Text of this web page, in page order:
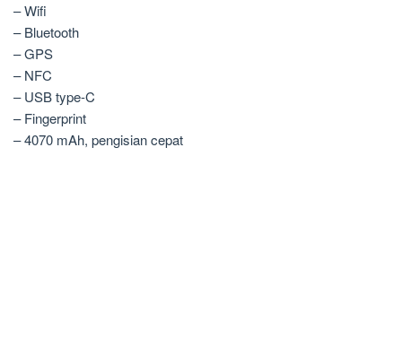
– Wifi
– Bluetooth
– GPS
– NFC
– USB type-C
– Fingerprint
– 4070 mAh, pengisian cepat